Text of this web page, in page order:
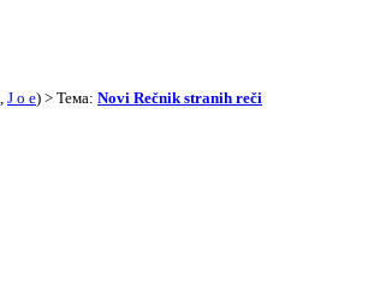
J o e) > Тема: Novi Rečnik stranih reči